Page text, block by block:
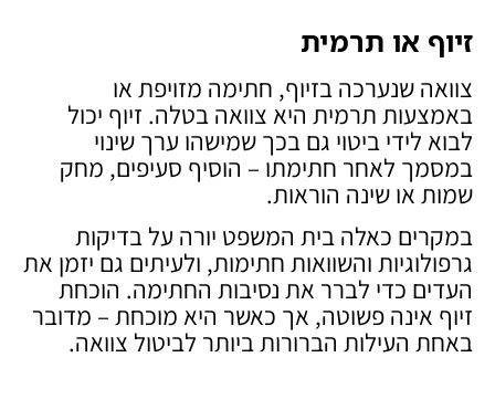
זיוף או תרמית
צוואה שנערכה בזיוף, חתימה מזויפת או
באמצעות תרמית היא צוואה בטלה. זיוף יכול
לבוא לידי ביטוי גם בכך שמישהו ערך שינוי
במסמך לאחר חתימתו – הוסיף סעיפים, מחק
שמות או שינה הוראות.
במקרים כאלה בית המשפט יורה על בדיקות
גרפולוגיות והשוואות חתימות, ולעיתים גם יזמן את
העדים כדי לברר את נסיבות החתימה. הוכחת
זיוף אינה פשוטה, אך כאשר היא מוכחת – מדובר
באחת העילות הברורות ביותר לביטול צוואה.